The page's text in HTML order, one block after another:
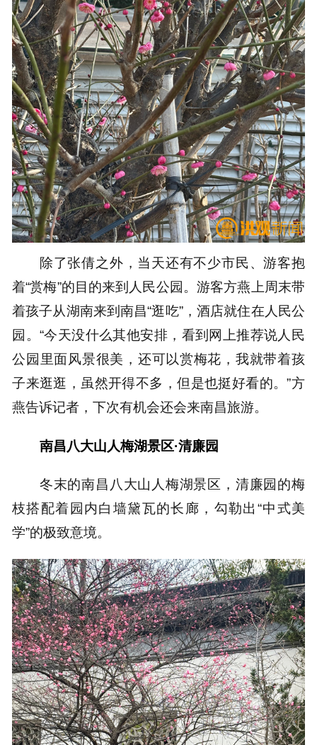
除了张倩之外，当天还有不少市民、游客抱
着“赏梅”的目的来到人民公园。游客方燕上周末带
着孩子从湖南来到南昌“逛吃”，酒店就住在人民公
园。“今天没什么其他安排，看到网上推荐说人民
公园里面风景很美，还可以赏梅花，我就带着孩
子来逛逛，虽然开得不多，但是也挺好看的。”方
燕告诉记者，下次有机会还会来南昌旅游。
南昌八大山人梅湖景区·清廉园
冬末的南昌八大山人梅湖景区，清廉园的梅
枝搭配着园内白墙黛瓦的长廊，勾勒出“中式美
学”的极致意境。